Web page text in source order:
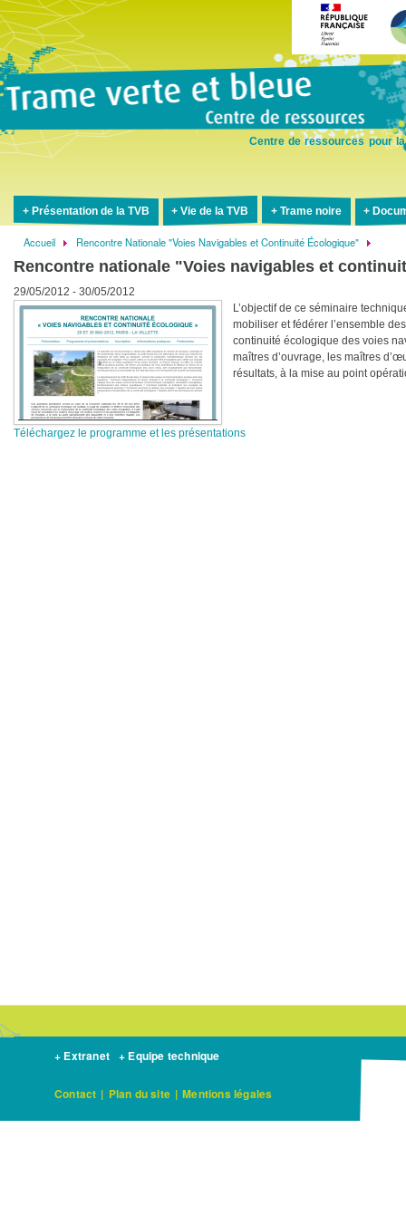
Centre de ressources pour
Présentation de la TVB Vie de la TVB Trame noire
Fil
d'Ariane
Accueil Rencontre Nationale "Voies Navigables et Continuité Écologique"
Rencontre nationale "Voies navigables et
29/05/2012 - 30/05/2012
L’objectif de ce séminaire
mobiliser et fédérer l’ensemble
continuité écologique des voies
maîtres d’ouvrage, les maîtres
résultats, à la mise au point
Téléchargez le programme et les présentations
+ Extranet + Equipe technique
Contact | Plan du site | Mentions légales